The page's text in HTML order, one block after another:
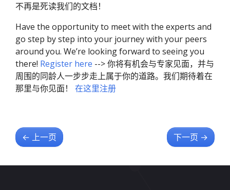
不再是死读我们的文档！
Have the opportunity to meet with the experts and
go step by step into your journey with your peers
around you. We’re looking forward to seeing you
there! Register here --> 你将有机会与专家见面，并与
周围的同龄人一步步走上属于你的道路。我们期待着在
那里与你见面！
在这里注册
← 上一页 下一页 →